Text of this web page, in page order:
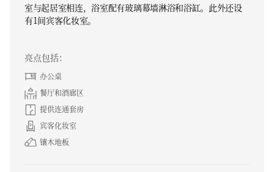
室与起居室相连，浴室配有玻璃幕墙淋浴和浴缸。此外还设
有1间宾客化妆室。
亮点包括：
办公桌
餐厅和酒廊区
提供连通套房
宾客化妆室
镶木地板